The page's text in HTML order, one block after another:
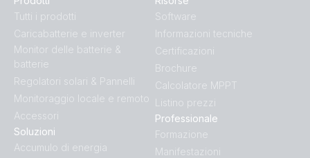
Quattro 5kW 230VAC 24VDC 600-800Ah Li Lynx Smart
BMS & distributors Cerbo GX touch generator MPPT Orion
Tr Smarts
Quattro-II 5kVA 230VAC 24VDC 4x230Ah SC-AGM Cerbo
GX touch-50 generator MPPT 100-50 BMV-712
Quattro-II 5kVA 230VAC 24VDC 600Ah Li NG Lynx Smart
BMS NG distributors Cerbo GX touch generator MPPT
Tutti i prodotti
Caricabatterie e inverter
Monitor delle batterie &
batterie
Regolatori solari & Pannelli
Monitoraggio locale e remoto
Accessori
Soluzioni
Accumulo di energia
Software
Informazioni tecniche
Certificazioni
Brochure
Calcolatore MPPT
Listino prezzi
Professionale
Formazione
Manifestazioni